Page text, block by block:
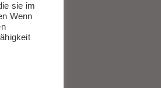
sie im
Wenn